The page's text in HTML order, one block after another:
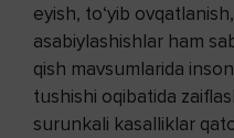
eyish, to‘yib
asabiylashishlar ham
qish mavsumlarida
tushishi oqibatida
surunkali kasalliklar